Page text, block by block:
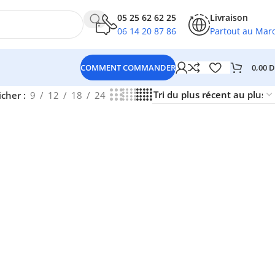
05 25 62 62 25
06 14 20 87 86
Livraison
Partout au
COMMENT COMMANDER 0,00
9 12 18 24